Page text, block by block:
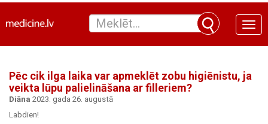
Toggle
Pēc cik ilga laika var apmeklēt zobu higiēnistu, ja
veikta lūpu palielināšana ar filleriem?
Diāna 2023. gada 26. augustā
Labdien!